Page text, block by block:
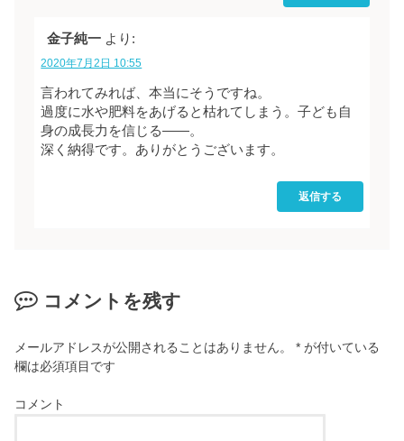
金子純一 より:
2020年7月2日 10:55
言われてみれば、本当にそうですね。
過度に水や肥料をあげると枯れてしまう。子ども自
身の成長力を信じる――。
深く納得です。ありがとうございます。
返信する
コメントを残す
メールアドレスが公開されることはありません。 * が付いている
欄は必須項目です
コメント